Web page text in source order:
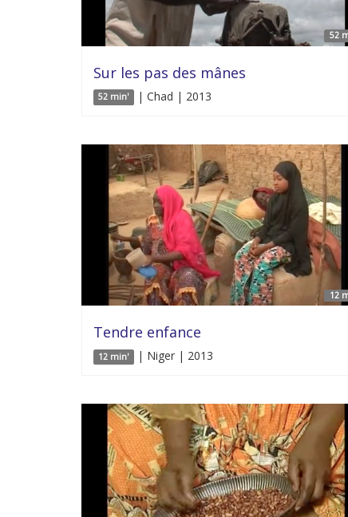
52
Sur les pas des mânes
52 min' | Chad | 2013
12
Tendre enfance
12 min' | Niger | 2013